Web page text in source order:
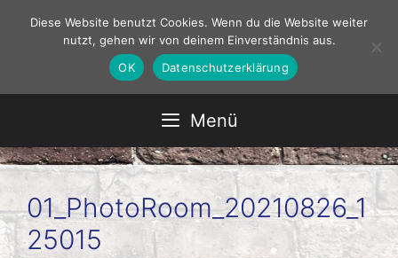
Inhalt
Menü
01_PhotoRoom_20210826_1
25015
Diese Website benutzt Cookies. Wenn du die Website weiter
nutzt, gehen wir von deinem Einverständnis aus.
OK
Datenschutzerklärung